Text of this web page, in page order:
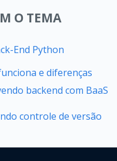
O TEMA
End Python
e diferenças
backend com BaaS
controle de versão